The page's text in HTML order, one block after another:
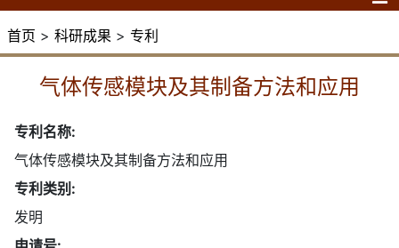
首页 > 科研成果 > 专利
气体传感模块及其制备方法和应用
专利名称:
气体传感模块及其制备方法和应用
专利类别:
发明